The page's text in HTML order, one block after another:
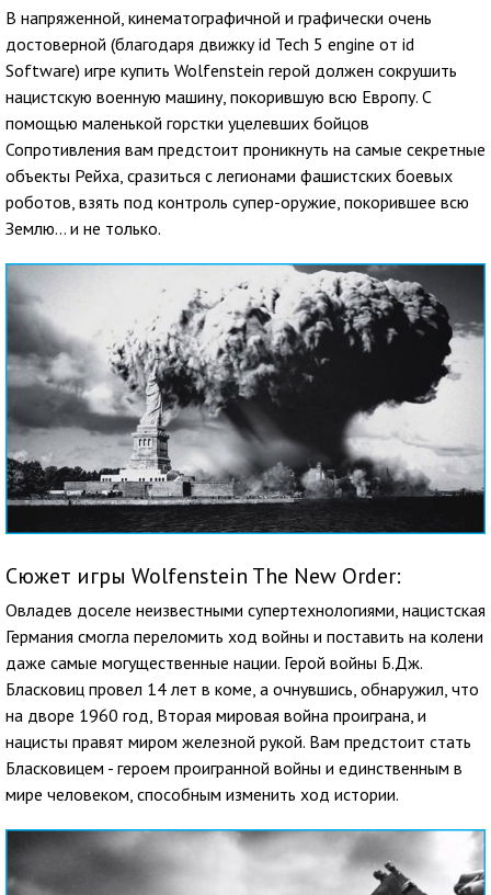
В напряженной, кинематографичной и графически очень
достоверной (благодаря движку id Tech 5 engine от id
Software) игре купить Wolfenstein герой должен сокрушить
нацистскую военную машину, покорившую всю Европу. С
помощью маленькой горстки уцелевших бойцов
Сопротивления вам предстоит проникнуть на самые секретные
объекты Рейха, сразиться с легионами фашистских боевых
роботов, взять под контроль супер-оружие, покорившее всю
Землю... и не только.
Сюжет игры Wolfenstein The New Order:
Овладев доселе неизвестными супертехнологиями, нацистская
Германия смогла переломить ход войны и поставить на колени
даже самые могущественные нации. Герой войны Б.Дж.
Бласковиц провел 14 лет в коме, а очнувшись, обнаружил, что
на дворе 1960 год, Вторая мировая война проиграна, и
нацисты правят миром железной рукой. Вам предстоит стать
Бласковицем - героем проигранной войны и единственным в
мире человеком, способным изменить ход истории.